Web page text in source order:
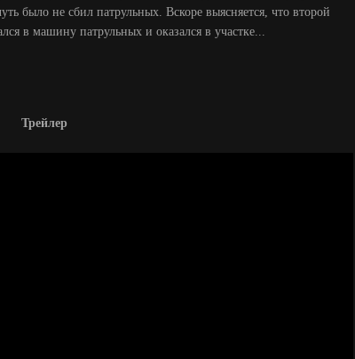
было не сбил патрульных. Вскоре выясняется, что второй
в машину патрульных и оказался в участке...
Трейлер